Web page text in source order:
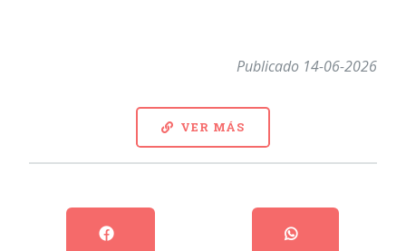
Publicado 14-06-2026
VER MÁS